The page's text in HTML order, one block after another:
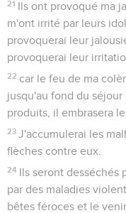
21 Ils ont provoqué ma
m'ont irrité par leurs
provoquerai leur
provoquerai leur
22 car le feu de ma
jusqu'au fond du séjour
produits, il embrasera
23 J'accumulerai les
flèches contre eux.
24 Ils seront desséchés
par des maladies
bêtes féroces et le